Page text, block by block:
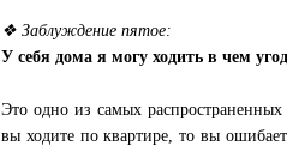
❖ Заблуждение пятое:
У себя дома я могу ходить в чем
Это одно из самых
вы ходите по квартире, то вы